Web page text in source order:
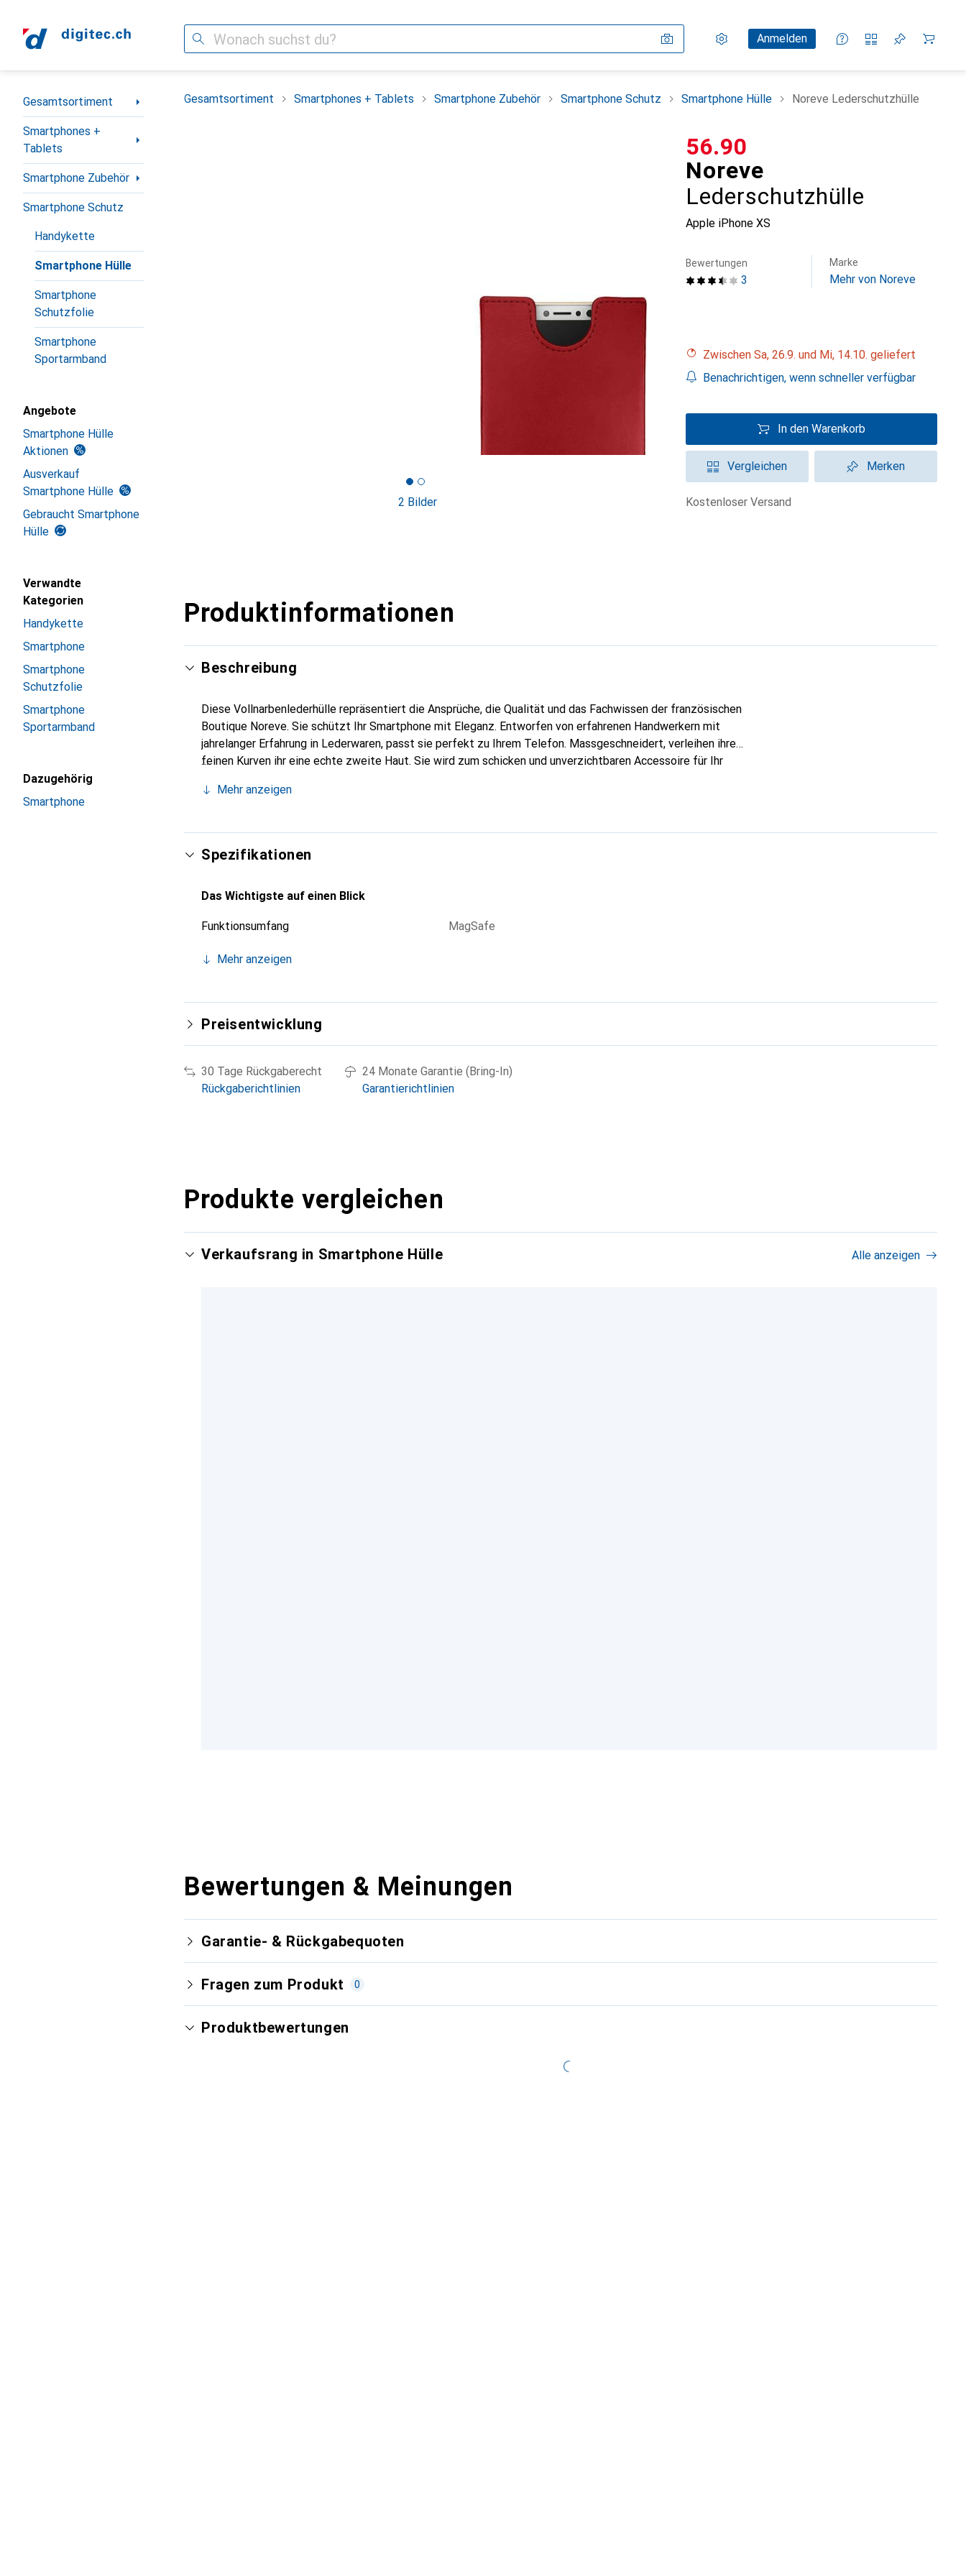
Suche Einstellungen
KundenkontoAnmelden
Vergleichslisten
Merklisten
Warenkorb
Navigation nach Kategorien
Gesamtsortiment
Smartphones +
Tablets
Smartphone Zubehör
Smartphone Schutz
Handykette
Smartphone Hülle
Smartphone
Schutzfolie
Smartphone
Sportarmband
Angebote
Smartphone Hülle
Aktionen
Ausverkauf
Smartphone Hülle
Gebraucht Smartphone
Hülle
Verwandte
Kategorien
Handykette
Smartphone
Smartphone
Schutzfolie
Smartphone
Sportarmband
Dazugehörig
Smartphone
Gesamtsortiment Smartphones + Tablets Smartphone Zubehör Smartphone Schutz Smartphone Hülle Noreve Lederschutzhülle
2 Bilder
Noreve
Lederschutzhülle
Apple iPhone XS
CHF
56.90
3
Bewertungen Marke
Mehr von Noreve
Zwischen Sa, 26.9. und Mi, 14.10. geliefert
Benachrichtigen, wenn schneller verfügbar
In den Warenkorb
Vergleichen Merken
kostenloser Versand
Produktinformationen
Beschreibung
Diese Vollnarbenlederhülle repräsentiert die Ansprüche, die Qualität und das Fachwissen der französischen
Boutique Noreve. Sie schützt Ihr Smartphone mit Eleganz. Entworfen von erfahrenen Handwerkern mit
jahrelanger Erfahrung in Lederwaren, passt sie perfekt zu Ihrem Telefon. Massgeschneidert, verleihen ihre
feinen Kurven ihr eine echte zweite Haut. Sie wird zum schicken und unverzichtbaren Accessoire für Ihr
Wahl für eine anspruchsvolle Kundschaft.
Mehr anzeigen
Spezifikationen
Das Wichtigste auf einen Blick
Funktionsumfang MagSafe
Mehr anzeigen
Preisentwicklung
30 Tage Rückgaberecht
Rückgaberichtlinien
24 Monate Garantie (Bring-In)
Garantierichtlinien
Produkte vergleichen
Verkaufsrang in Smartphone Hülle Alle anzeigen
Bewertungen & Meinungen
Garantie- & Rückgabequoten
Fragen zum Produkt 0
Produktbewertungen